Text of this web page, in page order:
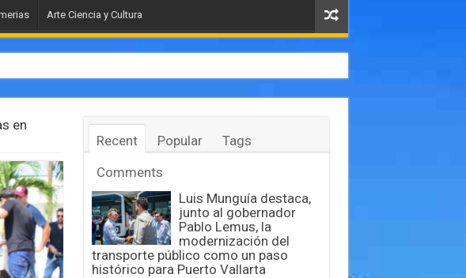
Arte Ciencia y Cultura
en
Recent Popular
Tags
Comments
Luis Munguía destaca,
junto al gobernador
Pablo Lemus, la
modernización del
transporte público como un paso
histórico para Puerto Vallarta